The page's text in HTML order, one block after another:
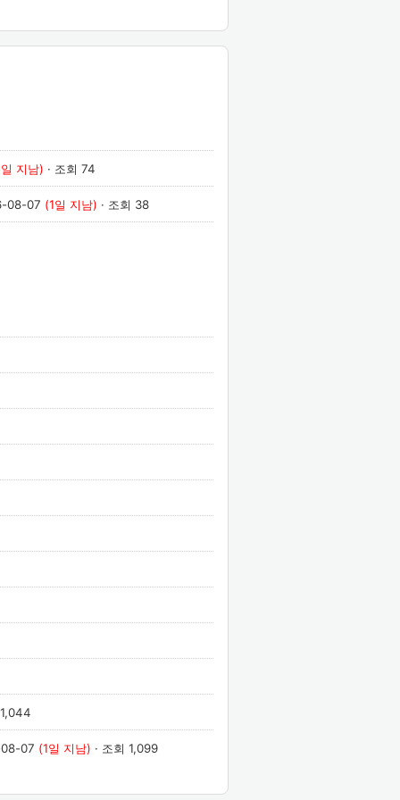
지남) · 조회 74
08-07 (1일 지남) · 조회 38
07 (1일 지남) · 조회 1,099